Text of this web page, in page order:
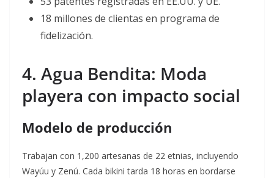
18 millones de clientas en programa de
fidelización.
4. Agua Bendita: Moda
playera con impacto social
Modelo de producción
Trabajan con 1,200 artesanas de 22 etnias, incluyendo
Wayúu y Zenú. Cada bikini tarda 18 horas en bordarse